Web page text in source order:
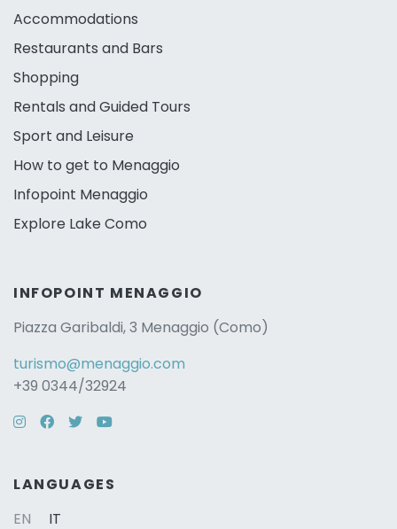
Accommodations
Restaurants and Bars
Shopping
Rentals and Guided Tours
Sport and Leisure
How to get to Menaggio
Infopoint Menaggio
Explore Lake Como
INFOPOINT MENAGGIO
Piazza Garibaldi, 3 Menaggio (Como)
turismo@menaggio.com
+39 0344/32924
Instagram
Facebook
TwitterYouTube
LANGUAGES
EN
IT